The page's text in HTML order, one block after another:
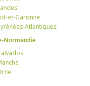
et-Garonne
Atlantiques
Normandie